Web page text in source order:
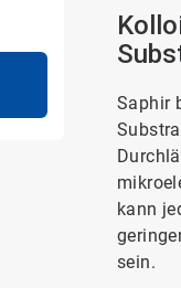
Saphir
kann
sein.